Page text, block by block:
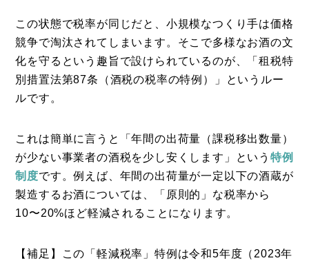
この状態で税率が同じだと、小規模なつくり手は価格
競争で淘汰されてしまいます。そこで多様なお酒の文
化を守るという趣旨で設けられているのが、「租税特
別措置法第87条（酒税の税率の特例）」というルー
ルです。
これは簡単に言うと「年間の出荷量（課税移出数量）
が少ない事業者の酒税を少し安くします」という 特例
制度です。例えば、年間の出荷量が一定以下の酒蔵が
製造するお酒については、「原則的」な税率から
10〜20%ほど軽減されることになります。
【補足】この「軽減税率」特例は令和5年度（2023年